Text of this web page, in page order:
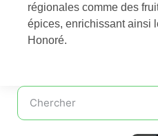
régionales comme des
épices, enrichissant ainsi
Honoré.